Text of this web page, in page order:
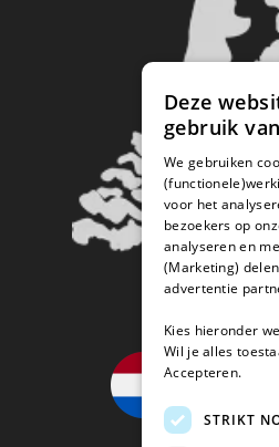
Deze
gebruik
We gebruiken
voor het
bezoekers op
analyseren en
(Marketing)
advertentie
Kies hieronder
Wil je alles
Accepteren.
STRIKT